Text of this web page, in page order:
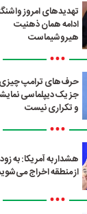
تهدیدهای امروز
ادامه همان ذهنیت
هیروشیماست
•••
حرف‌های ترامپ چیزی
جز یک دیپلماسی
و تکراری نیست
•••
هشدار به آمریکا: به
از منطقه اخراج
•••